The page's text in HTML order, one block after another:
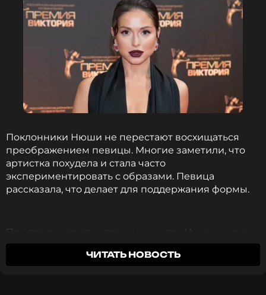
Поклонники Нюши не перестают восхищаться
преображением певицы. Многие заметили, что
артистка похудела и стала часто
экспериментировать с образами. Певица
рассказала, что делает для поддержания формы.
По словам исполнительницы хита «Цунами», она
считает спорт важной частью жизни. Однако, как
отметила певица, важно, чтобы каждый нашел
ЧИТАТЬ НОВОСТЬ